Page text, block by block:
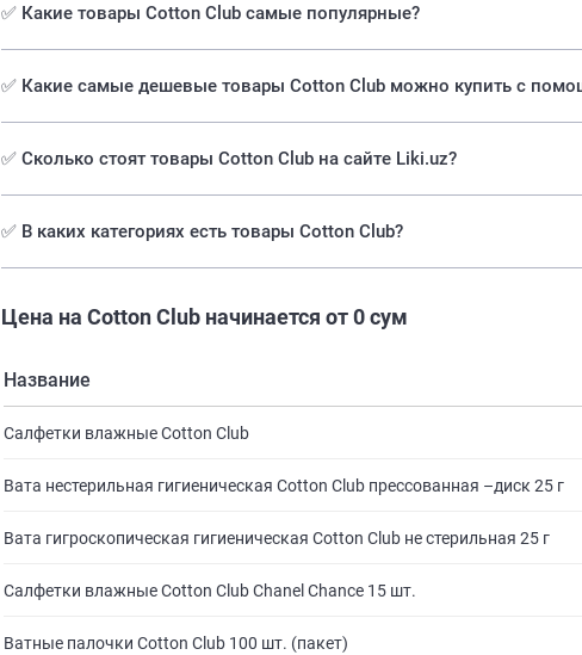
✅ Какие товары Cotton Club самые популярные?
✅️ Какие самые дешевые товары Cotton Club можно купить с
✅ Сколько стоят товары Cotton Club на сайте Liki.uz?
✅ В каких категориях есть товары Cotton Club?
Цена на Cotton Club начинается от 0 сум
Название
Салфетки влажные Cotton Club
Вата нестерильная гигиеническая Cotton Club прессованная –диск 25 г
Вата гигроскопическая гигиеническая Cotton Club не стерильная 25 г
Салфетки влажные Cotton Club Chanel Chance 15 шт.
Ватные палочки Cotton Club 100 шт. (пакет)